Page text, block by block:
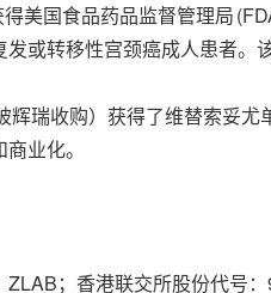
美国食品药品监督管理局
或转移性宫颈癌成人患者。
辉瑞收购）获得了维替索妥
业化。
；香港联交所股份代号